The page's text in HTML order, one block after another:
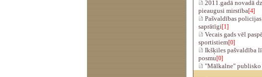
2011.gadā novadā
pieaugusi mirstība[4]
Pašvaldības
saprātīgi[1]
Vecais gads vēl
sportistiem[0]
Ikšķiles pašvaldība
posmu[0]
"Mālkalne" publisko